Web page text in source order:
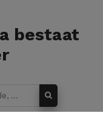
bestaat